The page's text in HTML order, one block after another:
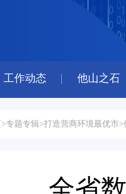
工作动态 他山之石
>专题专辑>打造营商环境最优市>